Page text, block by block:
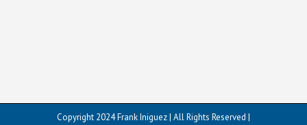
Copyright 2024 Frank Iniguez | All Rights Reserved |